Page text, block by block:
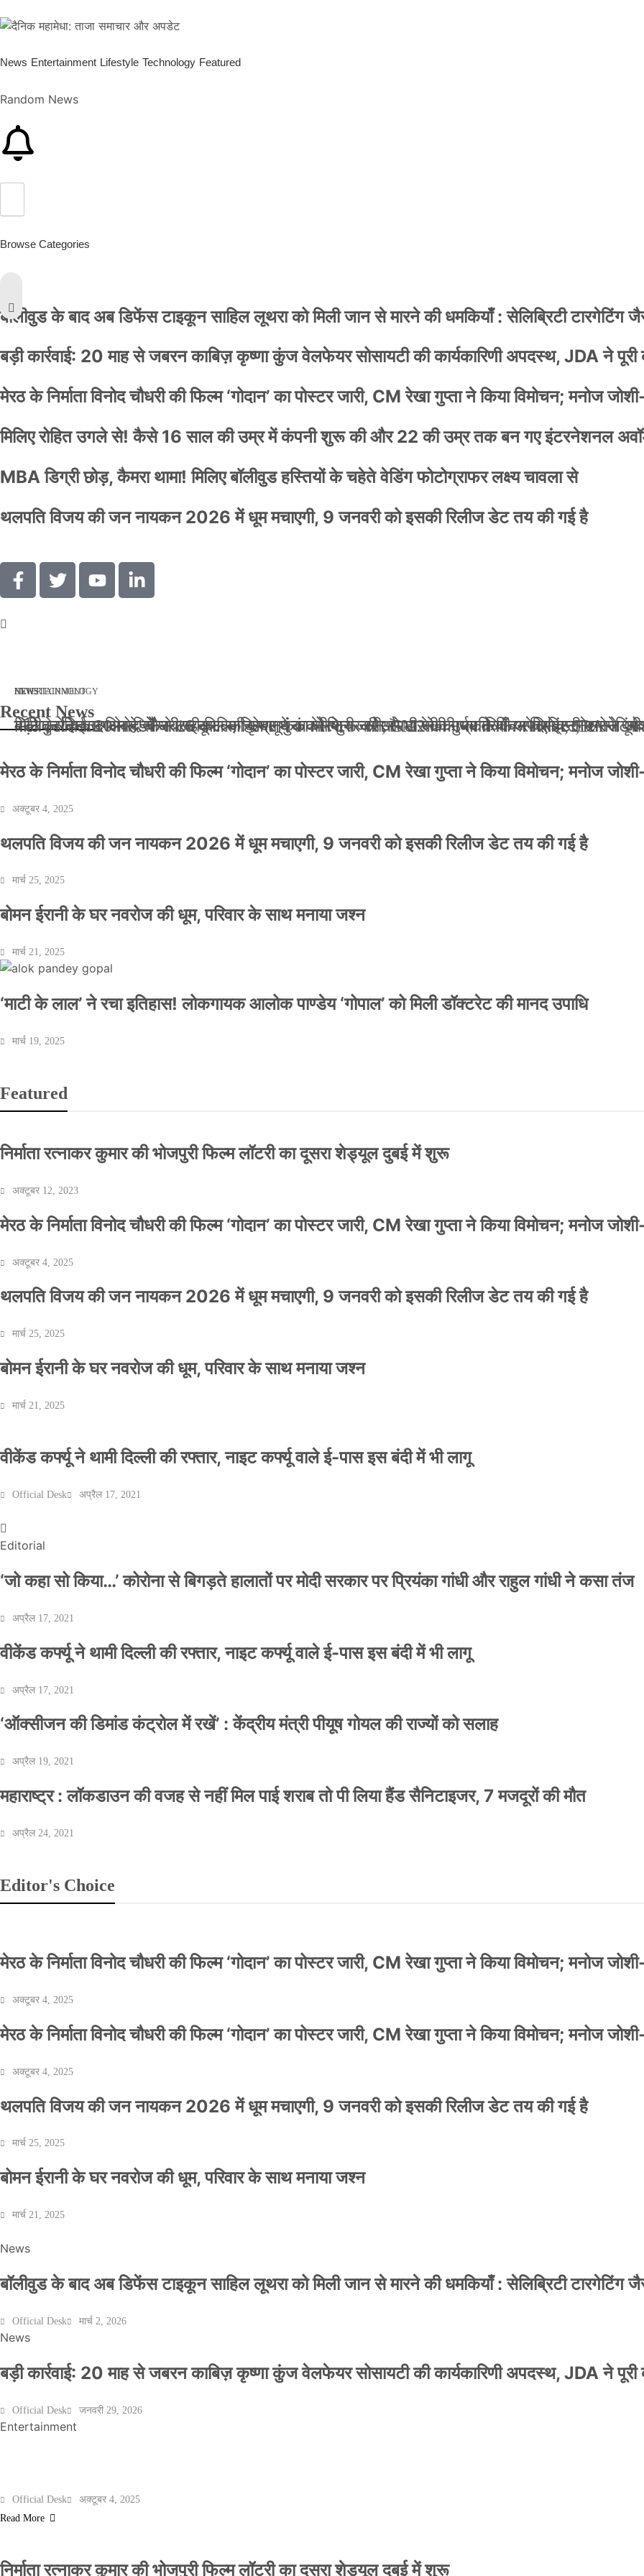
News Entertainment Lifestyle Technology Featured
Random News
Browse Categories
बॉलीवुड के बाद अब डिफेंस टाइकून साहिल लूथरा को मिली जान से मारने की धमकियाँ : सेलिब्रिटी टारगेटिंग
बड़ी कार्रवाई: 20 माह से जबरन काबिज़ कृष्णा कुंज वेलफेयर सोसायटी की कार्यकारिणी अपदस्थ, JDA ने पूरी
मेरठ के निर्माता विनोद चौधरी की फिल्म ‘गोदान’ का पोस्टर जारी, CM रेखा गुप्ता ने किया विमोचन; मनोज
मिलिए रोहित उगले से! कैसे 16 साल की उम्र में कंपनी शुरू की और 22 की उम्र तक बन गए इंटरनेशनल
MBA डिग्री छोड़, कैमरा थामा! मिलिए बॉलीवुड हस्तियों के चहेते वेडिंग फोटोग्राफर लक्ष्य चावला से
थलपति विजय की जन नायकन 2026 में धूम मचाएगी, 9 जनवरी को इसकी रिलीज डेट तय की गई है
NEWS मार्च 2, 2026
बॉलीवुड के बाद अब डिफेंस टाइकून साहिल लूथरा को मिली जान से मारने की धमकियाँ : सेलिब्रिटी
NEWS जनवरी 29, 2026
बड़ी कार्रवाई: 20 माह से जबरन काबिज़ कृष्णा कुंज वेलफेयर सोसायटी की कार्यकारिणी अपदस्थ, JDA ने
ENTERTAINMENT
मेरठ के निर्माता विनोद चौधरी की फिल्म ‘गोदान’ का पोस्टर जारी, CM रेखा गुप्ता ने किया विमोचन; मनोज
NEWSTECHNOLOGY
मिलिए रोहित उगले से! कैसे 16 साल की उम्र में कंपनी शुरू की और 22 की उम्र तक बन गए इंटरनेशनल
Recent News
मेरठ के निर्माता विनोद चौधरी की फिल्म ‘गोदान’ का पोस्टर जारी, CM रेखा गुप्ता ने किया विमोचन; मनोज
अक्टूबर 4, 2025
थलपति विजय की जन नायकन 2026 में धूम मचाएगी, 9 जनवरी को इसकी रिलीज डेट तय की गई है
मार्च 25, 2025
बोमन ईरानी के घर नवरोज की धूम, परिवार के साथ मनाया जश्न
मार्च 21, 2025
‘माटी के लाल’ ने रचा इतिहास! लोकगायक आलोक पाण्डेय ‘गोपाल’ को मिली डॉक्टरेट की मानद उपाधि
मार्च 19, 2025
Featured
निर्माता रत्नाकर कुमार की भोजपुरी फिल्म लॉटरी का दूसरा शेड्यूल दुबई में शुरू
अक्टूबर 12, 2023
मेरठ के निर्माता विनोद चौधरी की फिल्म ‘गोदान’ का पोस्टर जारी, CM रेखा गुप्ता ने किया विमोचन; मनोज
अक्टूबर 4, 2025
थलपति विजय की जन नायकन 2026 में धूम मचाएगी, 9 जनवरी को इसकी रिलीज डेट तय की गई है
मार्च 25, 2025
बोमन ईरानी के घर नवरोज की धूम, परिवार के साथ मनाया जश्न
मार्च 21, 2025
वीकेंड कर्फ्यू ने थामी दिल्ली की रफ्तार, नाइट कर्फ्यू वाले ई-पास इस बंदी में भी लागू
Official Desk अप्रैल 17, 2021
Editorial
‘जो कहा सो किया…’ कोरोना से बिगड़ते हालातों पर मोदी सरकार पर प्रियंका गांधी और राहुल गांधी ने कसा तंज
अप्रैल 17, 2021
वीकेंड कर्फ्यू ने थामी दिल्ली की रफ्तार, नाइट कर्फ्यू वाले ई-पास इस बंदी में भी लागू
अप्रैल 17, 2021
‘ऑक्सीजन की डिमांड कंट्रोल में रखें’ : केंद्रीय मंत्री पीयूष गोयल की राज्यों को सलाह
अप्रैल 19, 2021
महाराष्ट्र : लॉकडाउन की वजह से नहीं मिल पाई शराब तो पी लिया हैंड सैनिटाइजर, 7 मजदूरों की मौत
अप्रैल 24, 2021
Editor's Choice
मेरठ के निर्माता विनोद चौधरी की फिल्म ‘गोदान’ का पोस्टर जारी, CM रेखा गुप्ता ने किया विमोचन; मनोज
अक्टूबर 4, 2025
मेरठ के निर्माता विनोद चौधरी की फिल्म ‘गोदान’ का पोस्टर जारी, CM रेखा गुप्ता ने किया विमोचन; मनोज
अक्टूबर 4, 2025
थलपति विजय की जन नायकन 2026 में धूम मचाएगी, 9 जनवरी को इसकी रिलीज डेट तय की गई है
मार्च 25, 2025
बोमन ईरानी के घर नवरोज की धूम, परिवार के साथ मनाया जश्न
मार्च 21, 2025
News
बॉलीवुड के बाद अब डिफेंस टाइकून साहिल लूथरा को मिली जान से मारने की धमकियाँ : सेलिब्रिटी टारगेटिंग
Official Desk मार्च 2, 2026
News
बड़ी कार्रवाई: 20 माह से जबरन काबिज़ कृष्णा कुंज वेलफेयर सोसायटी की कार्यकारिणी अपदस्थ, JDA ने पूरी
Official Desk जनवरी 29, 2026
Entertainment
Official Desk
अक्टूबर 4, 2025
Read More
निर्माता रत्नाकर कुमार की भोजपुरी फिल्म लॉटरी का दूसरा शेड्यूल दुबई में शुरू